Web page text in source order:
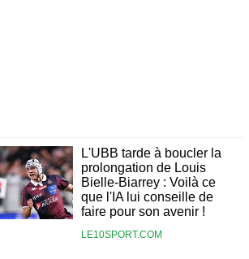
L'UBB tarde à boucler la
prolongation de Louis
Bielle-Biarrey : Voilà ce
que l'IA lui conseille de
faire pour son avenir !
LE10SPORT.COM